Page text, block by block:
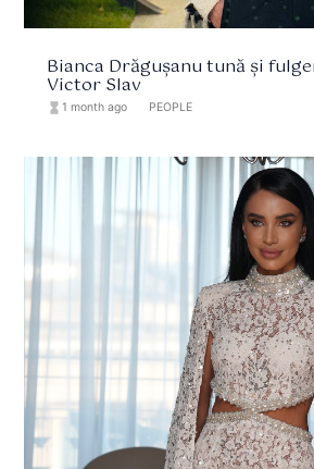
Bianca Drăgușanu tună și
Victor Slav
hourglass_full 1 month ago PEOPLE